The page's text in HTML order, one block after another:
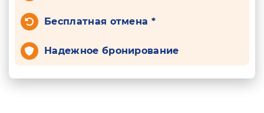
Бесплатная отмена *
Надежное бронирование